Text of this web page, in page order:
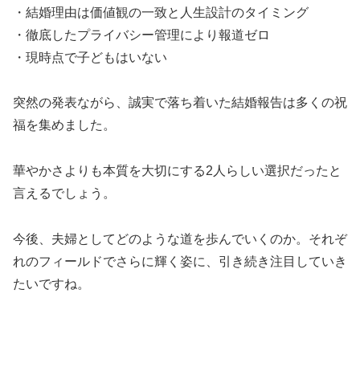
・結婚理由は価値観の一致と人生設計のタイミング
・徹底したプライバシー管理により報道ゼロ
・現時点で子どもはいない
突然の発表ながら、誠実で落ち着いた結婚報告は多くの祝
福を集めました。
華やかさよりも本質を大切にする2人らしい選択だったと
言えるでしょう。
今後、夫婦としてどのような道を歩んでいくのか。それぞ
れのフィールドでさらに輝く姿に、引き続き注目していき
たいですね。